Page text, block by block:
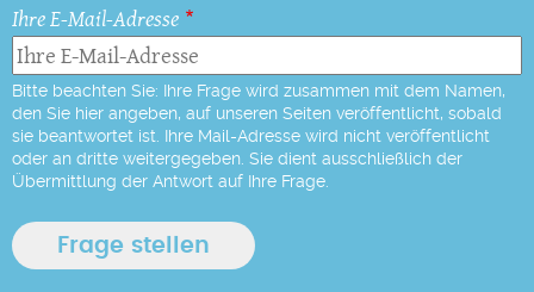
Ihre E-Mail-Adresse
Bitte beachten Sie: Ihre Frage wird zusammen mit dem Namen,
den Sie hier angeben, auf unseren Seiten veröffentlicht, sobald
sie beantwortet ist. Ihre Mail-Adresse wird nicht veröffentlicht
oder an dritte weitergegeben. Sie dient ausschließlich der
Übermittlung der Antwort auf Ihre Frage.